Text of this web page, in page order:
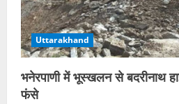
प्रांगण
में
तिरंगा
फहराया
Uttarakhand
भनेरपाणी में भूस्खलन से बदरीनाथ
फंसे